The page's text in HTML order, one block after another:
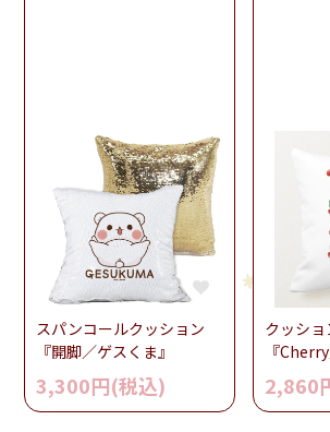
スパンコールクッション
『開脚／ゲスくま』
3,300円(税込)
クッシ
『
2,860